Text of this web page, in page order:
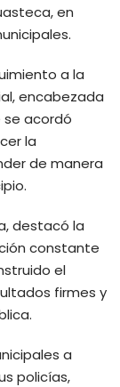
en
a la
encabezada
se acordó
la
de manera
destacó la
constante
el
firmes y
a
policías,